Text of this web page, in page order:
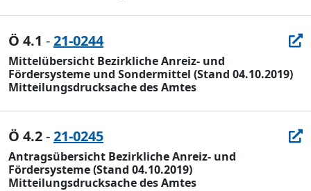
Ö 4.1 -21-0244
Mittelübersicht Bezirkliche Anreiz- und
Fördersysteme und Sondermittel (Stand 04.10.2019)
Mitteilungsdrucksache des Amtes
Ö 4.2-21-0245
Antragsübersicht Bezirkliche Anreiz- und
Fördersysteme (Stand 04.10.2019)
Mitteilungsdrucksache des Amtes